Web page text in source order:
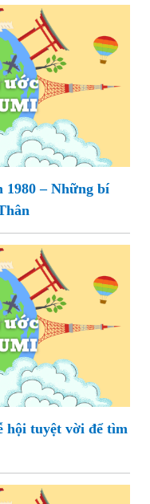
– Những bí
hội tuyệt vời để tìm